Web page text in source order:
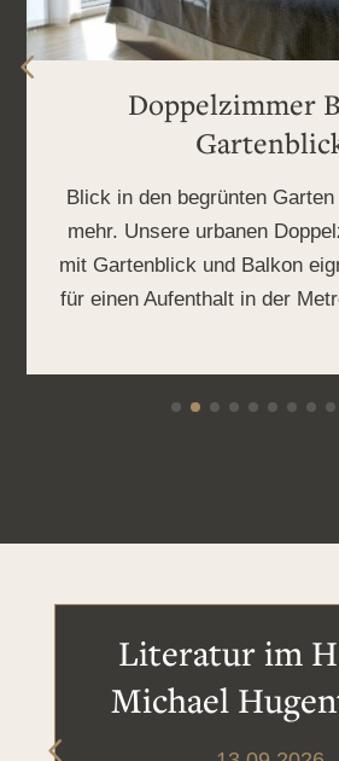
Doppelzimmer
Blick in den begrünten
mehr. Unsere urbanen
mit Gartenblick und Balkon
für einen Aufenthalt in der
Literatur im
Michael